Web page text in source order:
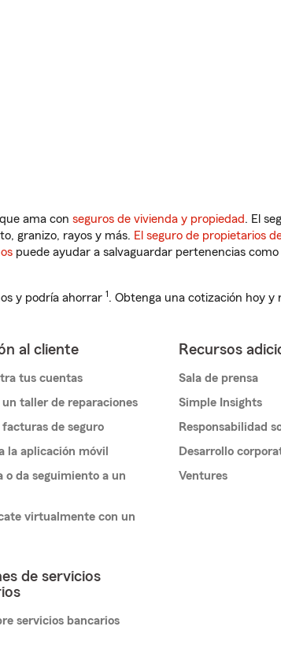
ama con seguros de vivienda y propiedad. El
granizo, rayos y más. El seguro de propietarios
puede ayudar a salvaguardar pertenencias
y podría ahorrar 1. Obtenga una cotización hoy y
al cliente
tus cuentas
un taller de reparaciones
facturas de seguro
la aplicación móvil
o da seguimiento a un
virtualmente con un
de servicios
servicios bancarios
Recursos
Sala de prensa
Simple Insights
Responsabilidad
Desarrollo
Ventures